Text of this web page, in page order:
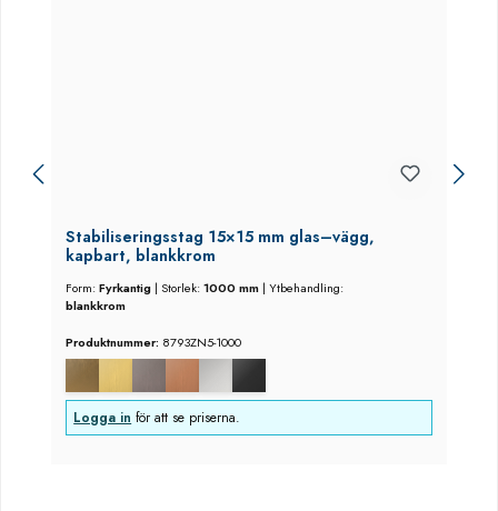
Stabiliseringsstag 15×15 mm glas–vägg,
kapbart, blankkrom
Form:Fyrkantig | Storlek:1000 mm | Ytbehandling:
blankkrom
Produktnummer: 8793ZN5-1000
Logga in för att se priserna.